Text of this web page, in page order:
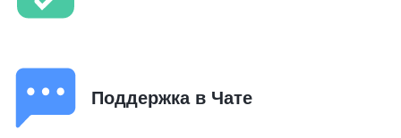
Поддержка в Чате